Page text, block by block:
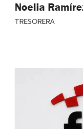
Noelia
TRESORERA